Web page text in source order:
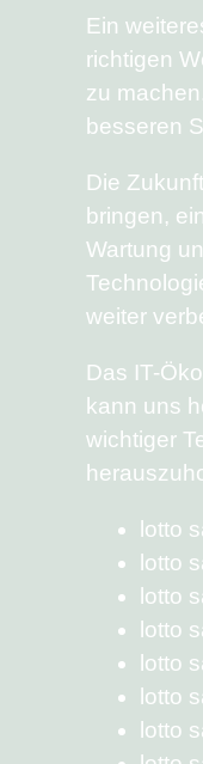
Ein
richtigen
zu
besseren
Die
bringen,
Wartung
weiter
Das IT-
kann uns
wichtiger
lotto
lotto
lotto
lotto
lotto
lotto
lotto